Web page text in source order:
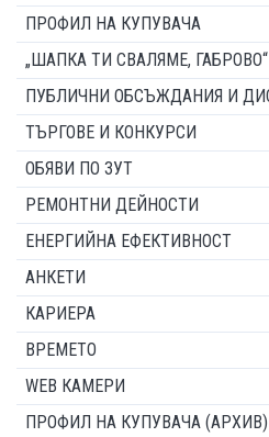
ПРОФИЛ НА КУПУВАЧА
„ШАПКА ТИ СВАЛЯМЕ, ГАБРОВО“
ПУБЛИЧНИ ОБСЪЖДАНИЯ И
ТЪРГОВЕ И КОНКУРСИ
ОБЯВИ ПО ЗУТ
РЕМОНТНИ ДЕЙНОСТИ
ЕНЕРГИЙНА ЕФЕКТИВНОСТ
АНКЕТИ
КАРИЕРА
ВРЕМЕТО
WEB КАМЕРИ
ПРОФИЛ НА КУПУВАЧА (АРХИВ)